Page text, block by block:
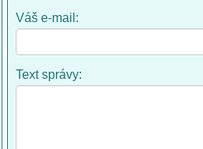
Váš e-mail:
Text správy: